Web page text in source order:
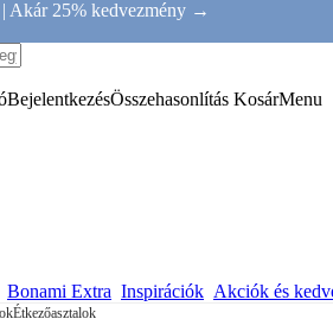
Akár 25% kedvezmény →
BejelentkezésÖsszehasonlítás KosárMenu
Bonami Extra Inspirációk Akciók és
Étkezőasztalok